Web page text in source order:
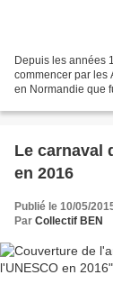
Depuis les années
commencer par les
en Normandie que
Le carnaval
en 2016
Publié le 10/05/
Par Collectif BEN